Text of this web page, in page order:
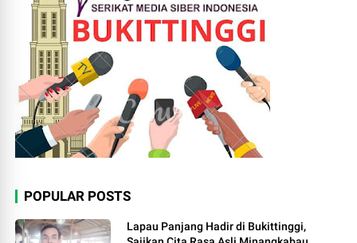
POPULAR POSTS
Lapau Panjang Hadir di Bukittinggi,